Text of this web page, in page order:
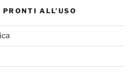
ALL’USO